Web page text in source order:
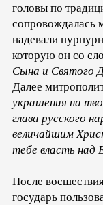
головы по
сопровождалась
надевали
которую он со
Сына и Святого
Далее
украшения на
глава русского
величайшим
тебе власть над
После
государь